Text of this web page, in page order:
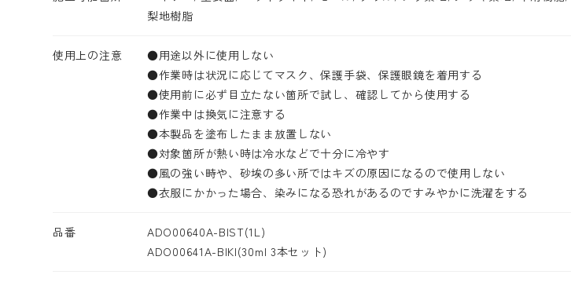
梨地樹脂
使用上の注意
●用途以外に使用しない
●作業時は状況に応じてマスク、保護手袋、保護眼鏡を着用する
●使用前に必ず目立たない箇所で試し、確認してから使用する
●作業中は換気に注意する
●本製品を塗布したまま放置しない
●対象箇所が熱い時は冷水などで十分に冷やす
●風の強い畤や、砂埃の多い所ではキズの原因になるので使用しない
●衣服にかかった場合、染みになる恐れがあるのですみやかに洗濯をする
品番
ADO00640A-BIST(1L)
ADO00641A-BIKI(30ml 3本セット)